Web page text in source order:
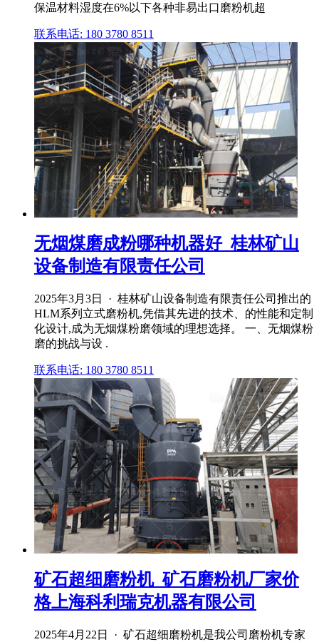
保温材料湿度在6%以下各种非易出口磨粉机超
联系电话: 180 3780 8511
无烟煤磨成粉哪种机器好_桂林矿山
设备制造有限责任公司
2025年3月3日 · 桂林矿山设备制造有限责任公司推出的
HLM系列立式磨粉机,凭借其先进的技术、的性能和定制
化设计,成为无烟煤粉磨领域的理想选择。 一、无烟煤粉
磨的挑战与设 .
联系电话: 180 3780 8511
矿石超细磨粉机_矿石磨粉机厂家价
格上海科利瑞克机器有限公司
2025年4月22日 · 矿石超细磨粉机是我公司磨粉机专家